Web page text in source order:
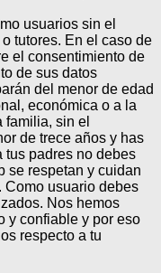
usuarios sin el
tutores. En el caso de
el consentimiento de
de sus datos
del menor de edad
económica o a la
familia, sin el
de trece años y has
tus padres no debes
se respetan y cuidan
Como usuario debes
Nos hemos
y confiable y por eso
respecto a tu